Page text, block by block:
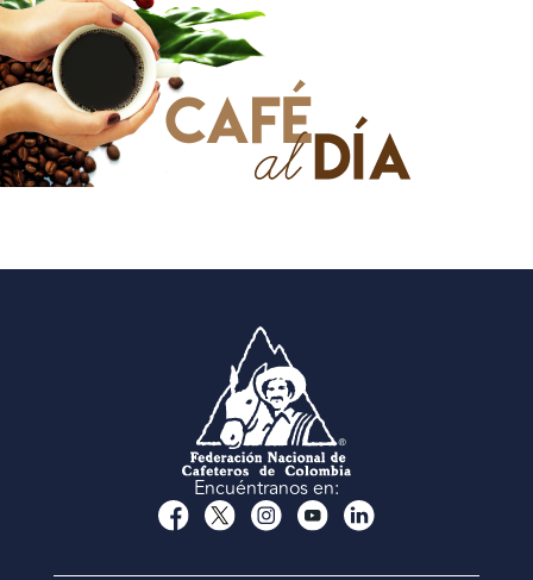
Encuéntranos en: